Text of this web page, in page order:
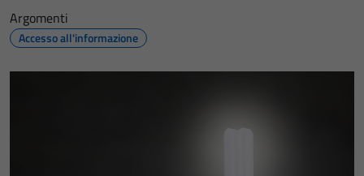
Argomenti
Accesso all'informazione